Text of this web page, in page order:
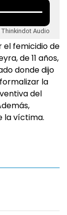
Audio
el femicidio de
de 11 años,
donde dijo
la
del
la víctima.